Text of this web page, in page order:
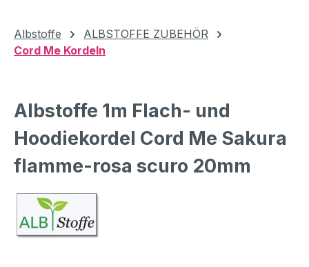
Albstoffe
ALBSTOFFE ZUBEHÖR
Cord Me Kordeln
Albstoffe 1m Flach- und
Hoodiekordel Cord Me Sakura
flamme-rosa scuro 20mm